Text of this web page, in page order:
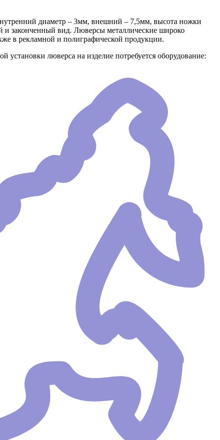
диаметр – 3мм, внешний – 7,5мм, высота ножки
и законченный вид. Люверсы металлические широко
в рекламной и полиграфической продукции.
люверса на изделие потребуется оборудование: